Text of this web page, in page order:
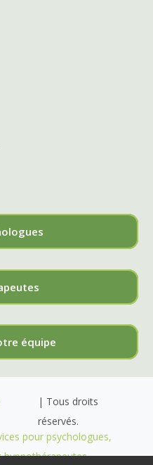
équipe
| Tous droits
réservés.
pour psychologues,